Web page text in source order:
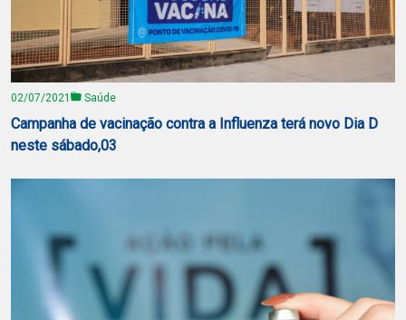
02/07/2021 Saúde
Campanha de vacinação contra a Influenza terá novo Dia D
neste sábado,03